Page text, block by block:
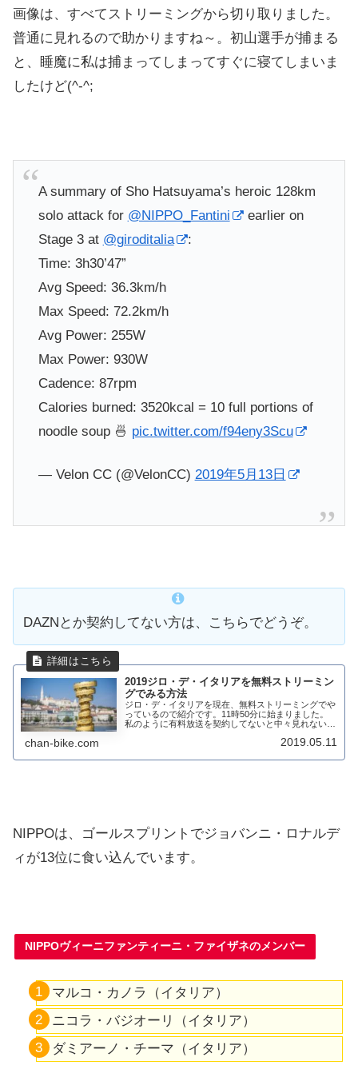
画像は、すべてストリーミングから切り取りました。
普通に見れるので助かりますね～。初山選手が捕まる
と、睡魔に私は捕まってしまってすぐに寝てしまいま
したけど(^-^;
A summary of Sho Hatsuyama’s heroic 128km
solo attack for @NIPPO_Fantini
earlier on
Stage 3 at @giroditalia
:
Time: 3h30’47”
Avg Speed: 36.3km/h
Max Speed: 72.2km/h
Avg Power: 255W
Max Power: 930W
Cadence: 87rpm
Calories burned: 3520kcal = 10 full portions of
noodle soup 🍜 pic.twitter.com/f94eny3Scu
— Velon CC (@VelonCC) 2019年5月13日
DAZNとか契約してない方は、こちらでどうぞ。
2019ジロ・デ・イタリアを無料ストリーミン
グでみる方法
ジロ・デ・イタリアを現在、無料ストリーミングでや
っているので紹介です。11時50分に始まりました。
私のように有料放送を契約してないと中々見れないの
れてしまうので大変助かります。ストリーングの仕...
chan-bike.com 2019.05.11
NIPPOは、ゴールスプリントでジョバンニ・ロナルデ
ィが13位に食い込んでいます。
NIPPOヴィーニファンティーニ・ファイザネのメンバー
マルコ・カノラ（イタリア）
ニコラ・バジオーリ（イタリア）
ダミアーノ・チーマ（イタリア）